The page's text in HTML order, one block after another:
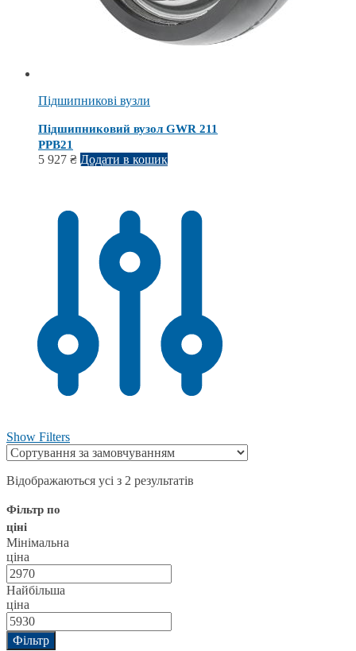
Підшипникові вузли
Підшипниковий вузол GWR 211
PPВ21
5 927 ₴ Додати в кошик
Show Filters
Відображаються усі з 2 результатів
Фільтр по
ціні
Мінімальна
ціна
Найбільша
ціна
Фільтр